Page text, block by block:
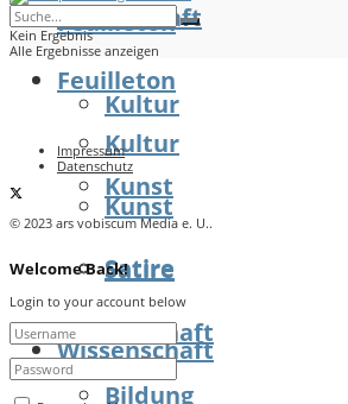
Feuilleton
Kultur
Kunst
Satire
Wissenschaft
Gesellschaft
Feuilleton
Kultur
Kunst
Satire
Wissenschaft
Bildung
Kein Ergebnis
Alle Ergebnisse anzeigen
Impressum
Datenschutz
© 2023 ars vobiscum Media e. U..
Welcome Back!
Login to your account below